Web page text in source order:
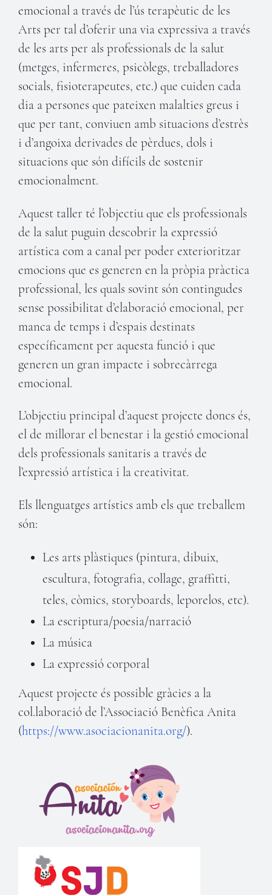
emocional a través de l’ús terapèutic de les
Arts per tal d’oferir una via expressiva a través
de les arts per als professionals de la salut
(metges, infermeres, psicòlegs, treballadores
socials, fisioterapeutes, etc.) que cuiden cada
dia a persones que pateixen malalties greus i
que per tant, conviuen amb situacions d’estrès
i d’angoixa derivades de pèrdues, dols i
situacions que són difícils de sostenir
emocionalment.
Aquest taller té l’objectiu que els professionals
de la salut puguin descobrir la expressió
artística com a canal per poder exterioritzar
emocions que es generen en la pròpia pràctica
professional, les quals sovint són contingudes
sense possibilitat d’elaboració emocional, per
manca de temps i d’espais destinats
específicament per aquesta funció i que
generen un gran impacte i sobrecàrrega
emocional.
L’objectiu principal d’aquest projecte doncs és,
el de millorar el benestar i la gestió emocional
dels professionals sanitaris a través de
l’expressió artística i la creativitat.
Els llenguatges artístics amb els que treballem
són:
Les arts plàstiques (pintura, dibuix,
escultura, fotografia, collage, graffitti,
teles, còmics, storyboards, leporelos, etc).
La escriptura/poesia/narració
La música
La expressió corporal
Aquest projecte és possible gràcies a la
col.laboració de l’Associació Benèfica Anita
(https://www.asociacionanita.org/).